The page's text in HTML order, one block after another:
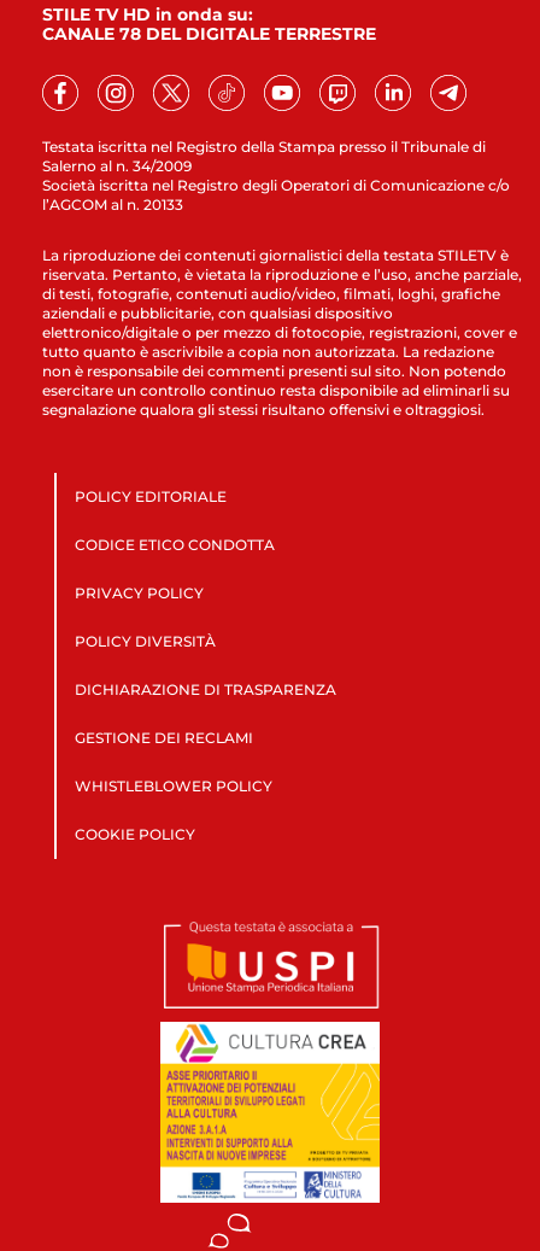
Testata iscritta nel Registro della Stampa presso il Tribunale di
Salerno al n. 34/2009
Società iscritta nel Registro degli Operatori di Comunicazione c/o
l’AGCOM al n. 20133
STILE TV HD in onda su:
CANALE 78 DEL DIGITALE TERRESTRE
La riproduzione dei contenuti giornalistici della testata STILETV è
riservata. Pertanto, è vietata la riproduzione e l’uso, anche parziale,
di testi, fotografie, contenuti audio/video, filmati, loghi, grafiche
aziendali e pubblicitarie, con qualsiasi dispositivo
elettronico/digitale o per mezzo di fotocopie, registrazioni, cover e
tutto quanto è ascrivibile a copia non autorizzata. La redazione
non è responsabile dei commenti presenti sul sito. Non potendo
esercitare un controllo continuo resta disponibile ad eliminarli su
segnalazione qualora gli stessi risultano offensivi e oltraggiosi.
POLICY EDITORIALE
CODICE ETICO CONDOTTA
PRIVACY POLICY
POLICY DIVERSITÀ
DICHIARAZIONE DI TRASPARENZA
GESTIONE DEI RECLAMI
WHISTLEBLOWER POLICY
COOKIE POLICY